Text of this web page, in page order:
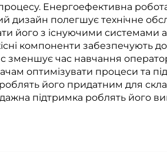
Енергоефективна
дизайн полегшує технічне
його з існуючими системами
компоненти забезпечують
зменшує час навчання
оптимізувати процеси та
роблять його придатним для
підтримка роблять його